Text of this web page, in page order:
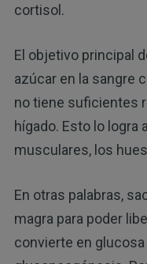
cortisol.
El objetivo principal
azúcar en la sangre
no tiene suficientes
hígado. Esto lo logra
musculares, los
En otras palabras,
magra para poder
convierte en